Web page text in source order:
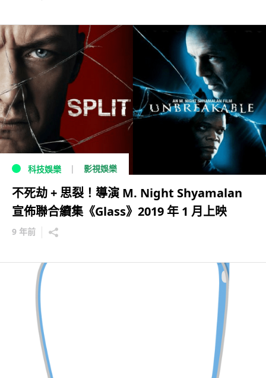
科技娛樂 影視娛樂
不死劫 + 思裂！導演 M. Night Shyamalan
宣佈聯合續集《Glass》2019 年 1 月上映
9 年前